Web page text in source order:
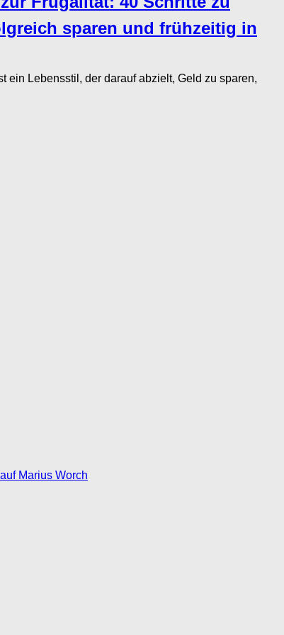
sparen und frühzeitig in
Lebensstil, der darauf abzielt, Geld zu sparen,
Marius Worch